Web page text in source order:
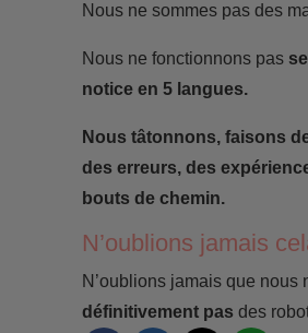
Nous ne sommes pas des
Nous ne fonctionnons pas
notice en 5 langues.
Nous tâtonnons, faisons
des erreurs, des
bouts de chemin.
N’oublions jamais
N’oublions jamais que nous
définitivement pas des